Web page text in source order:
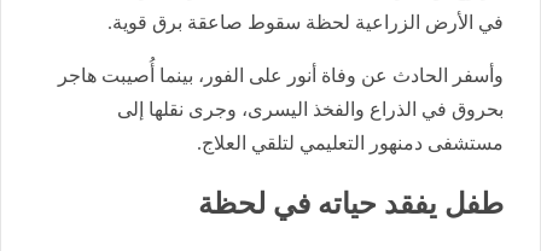
في الأرض الزراعية لحظة سقوط صاعقة برق قوية.
وأسفر الحادث عن وفاة أنور على الفور، بينما أُصيبت هاجر
بحروق في الذراع والفخذ اليسرى، وجرى نقلها إلى
مستشفى دمنهور التعليمي لتلقي العلاج.
طفل يفقد حياته في لحظة